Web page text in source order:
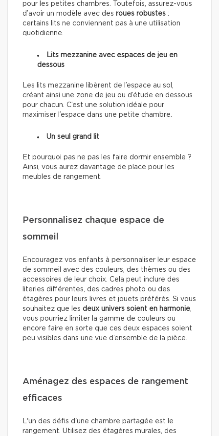
pour les petites chambres. Toutefois, assurez-vous
d’avoir un modèle avec des roues robustes :
certains lits ne conviennent pas à une utilisation
quotidienne.
Lits mezzanine avec espaces de jeu en
dessous
Les lits mezzanine libèrent de l’espace au sol,
créant ainsi une zone de jeu ou d’étude en dessous
pour chacun. C’est une solution idéale pour
maximiser l’espace dans une petite chambre.
Un seul grand lit
Et pourquoi pas ne pas les faire dormir ensemble ?
Ainsi, vous aurez davantage de place pour les
meubles de rangement.
Personnalisez chaque espace de
sommeil
Encouragez vos enfants à personnaliser leur espace
de sommeil avec des couleurs, des thèmes ou des
accessoires de leur choix. Cela peut inclure des
literies différentes, des cadres photo ou des
étagères pour leurs livres et jouets préférés. Si vous
souhaitez que les deux univers soient en harmonie,
vous pourriez limiter la gamme de couleurs ou
encore faire en sorte que ces deux espaces soient
peu visibles dans une vue d’ensemble de la pièce.
Aménagez des espaces de rangement
efficaces
L'un des défis d'une chambre partagée est le
rangement. Utilisez des étagères murales, des